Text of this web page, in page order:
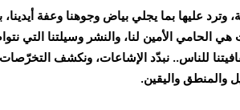
وترد عليها بما يجلي بياض وجوهنا وعفة
هي الحامي الأمين لنا، والنشر وسيلتنا التي
للناس.. نبدّد الإشاعات، ونكشف التخرّصات،
والمنطق واليقين.